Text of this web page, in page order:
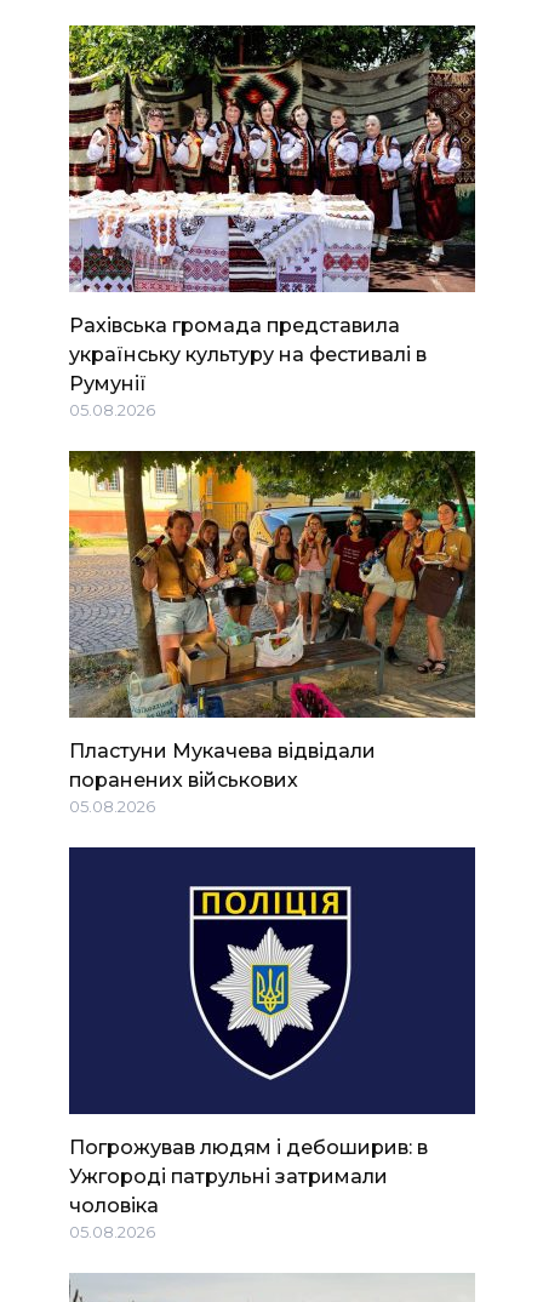
Рахівська громада представила
українську культуру на фестивалі в
Румунії
05.08.2026
Пластуни Мукачева відвідали
поранених військових
05.08.2026
Погрожував людям і дебоширив: в
Ужгороді патрульні затримали
чоловіка
05.08.2026